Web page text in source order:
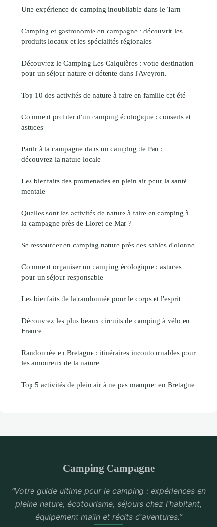
Une expérience de camping inoubliable dans le Tarn
Camping et gastronomie en campagne : découvrir les
produits locaux et les spécialités régionales
Découvrez le Camping Les Calquières : votre destination
pour un séjour nature et détente dans l'Aveyron.
Top 10 des activités de nature à faire en famille cet été
Comment profiter d'un camping écologique : conseils et
astuces
Partir à la campagne dans un camping de Pau :
découvrez la nature locale
Les bienfaits des promenades en plein air pour la santé
mentale
Quelles sont les activités de nature à faire en camping à
la campagne près de Lloret de Mar ?
Se ressourcer en camping nature près des sables d'olonne
Comment organiser un camping écologique : astuces
pour un séjour responsable
Les bienfaits de la randonnée pour le corps et l'esprit
Découvrez les plus beaux circuits de camping à vélo en
France
Randonnée en Bretagne : itinéraires incontournables pour
les amoureux de la nature
Top 5 activités de plein air à ne pas manquer en Bretagne
Camping Campagne
“Votre guide ultime pour le camping : expériences en
pleine nature, écotourisme, séjours chez l'habitant,
équipement malin et récits d'aventures.”